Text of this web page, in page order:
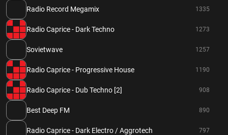
Radio Record Megamix 1335
Radio Caprice - Dark Techno 1273
Sovietwave 1257
Radio Caprice - Progressive House 1190
Radio Caprice - Dub Techno [2] 908
Best Deep FM 890
Radio Caprice - Dark Electro / Aggrotech 797